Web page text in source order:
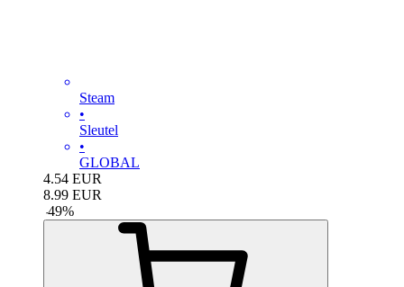
Steam
•
Sleutel
•
GLOBAL
4.54 EUR
8.99 EUR
-49%